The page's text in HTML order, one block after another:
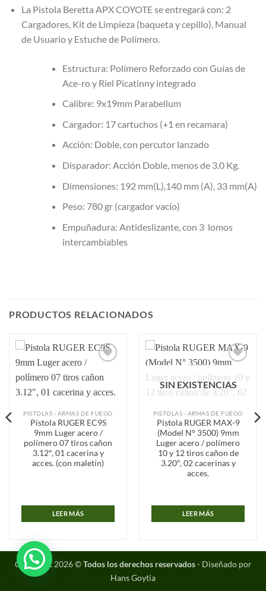
La Pistola Beretta APX COYOTE se entregará con: 2
Cargadores, Kit de Limpieza (baqueta y cepillo), Manual
de Usuario y Estuche de Polímero.
Estructura: Polímero Reforzado con Guías de
Ace-ro y Riel Picatinny integrado
Calibre: 9x19mm Parabellum
Cargador: 17 cartuchos (+1 en recamara)
Acción: Doble, con percutor lanzado
Disparador: Acción Doble, menos de 3.0 Kg.
Dimensiones: 192 mm(L),140 mm (A), 33 mm(A)
Peso: 780 gr (cargador vacío)
Empuñadura: Antideslizante, con 3 lomos
intercambiables
PRODUCTOS RELACIONADOS
a la
deseos
PISTOLAS - ARMAS DE FUEGO
Pistola RUGER EC9S
9mm Luger acero /
polímero 07 tiros cañon
3.12″, 01 cacerina y
acces. (con maletín)
LEER MÁS
a la
lista de
deseos
SIN EXISTENCIAS
PISTOLAS - ARMAS DE FUEGO
Pistola RUGER MAX-9
(Model N° 3500) 9mm
Luger acero / polímero
10 y 12 tiros cañon de
3.20″, 02 cacerinas y
acces.
LEER MÁS
Copyright 2026 ©Todos los derechos reservados- Diseñado por
Hans Goytia